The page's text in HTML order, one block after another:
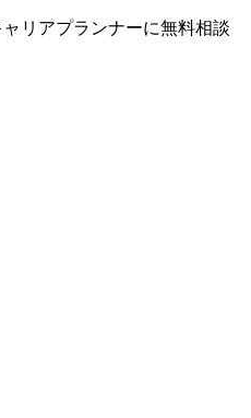
リアプランナーに無料相談